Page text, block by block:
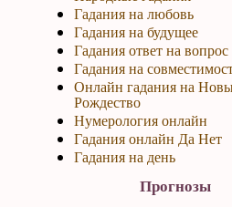
Гадания на любовь
Гадания на будущее
Гадания ответ на вопрос
Гадания на
Онлайн гадания на
Рождество
Нумерология онлайн
Гадания онлайн Да Нет
Гадания на день
Прогнозы